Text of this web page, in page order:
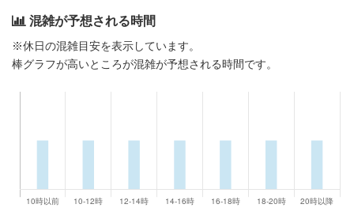
混雑が予想される時間
※休日の混雑目安を表示しています。
棒グラフが高いところが混雑が予想される時間です。